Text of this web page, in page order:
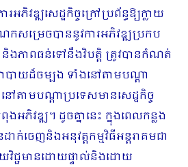
រអភិវឌ្ឍសេដ្ឋកិច្ចក្រៅប្រព័ន្ធឱ្យក្លាយ
កសម្រេចបាននូវការអភិវឌ្ឍប្រកប
ងភាពធន់ទៅនឹងវិបត្តិ ត្រូវបានកំណត់
បាយដ៏ចម្បង ទាំងនៅតាមបណ្ដា
តាមបណ្ដាប្រទេសមានសេដ្ឋកិច្ច
វឌ្ឍ។ ដូចគ្នានេះ ក្នុងពេលកន្លង
ាក់ចេញនិងអនុវត្តកម្មវិធីអន្តរាគមជា
យវិជ្ជមានដោយផ្ទាល់និងដោយ